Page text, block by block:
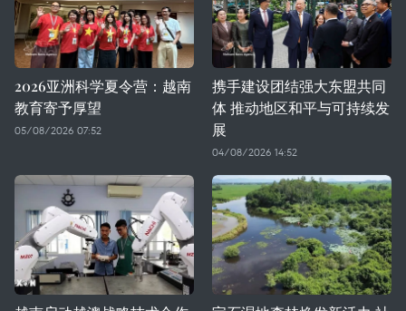
2026亚洲科学夏令营：越南
教育寄予厚望
05/08/2026 07:52
携手建设团结强大东盟共同
体 推动地区和平与可持续发
展
04/08/2026 14:52